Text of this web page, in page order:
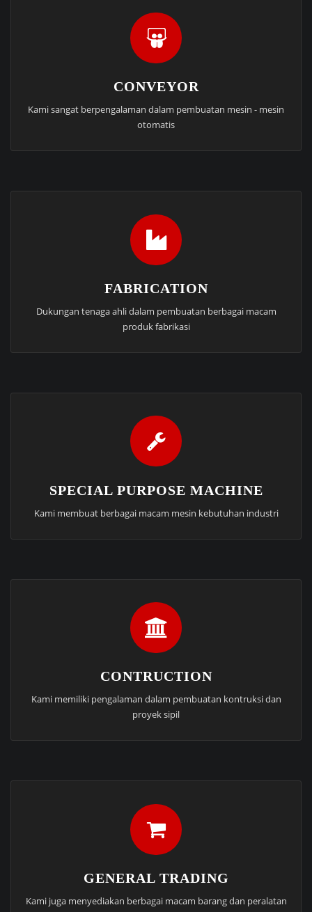
CONVEYOR
Kami sangat berpengalaman dalam pembuatan mesin - mesin
otomatis
FABRICATION
Dukungan tenaga ahli dalam pembuatan berbagai macam
produk fabrikasi
SPECIAL PURPOSE MACHINE
Kami membuat berbagai macam mesin kebutuhan industri
CONTRUCTION
Kami memiliki pengalaman dalam pembuatan kontruksi dan
proyek sipil
GENERAL TRADING
Kami juga menyediakan berbagai macam barang dan peralatan